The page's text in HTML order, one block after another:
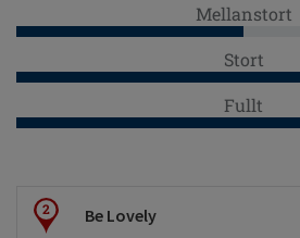
Mellanstort
Stort
Fullt
2 Be Lovely